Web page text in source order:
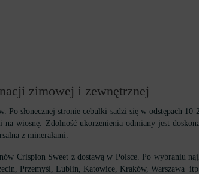
zimowej i zewnętrznej
słonecznej stronie cebulki sadzi się w odstępach
wiosnę. Zdolność ukorzenienia odmiany jest
z minerałami.
Crispion Sweet z dostawą w Polsce. Po wybraniu
Przemyśl, Lublin, Katowice, Kraków, Warszawa